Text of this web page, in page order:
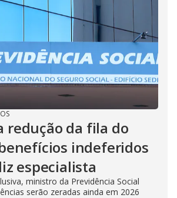
redução da fila do
benefícios indeferidos
especialista
ministro da Previdência Social
serão zeradas ainda em 2026